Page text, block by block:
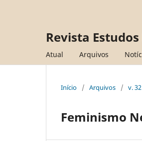
Revista
Atual Arquivos
Início / Arquivos / v.
Feminismo